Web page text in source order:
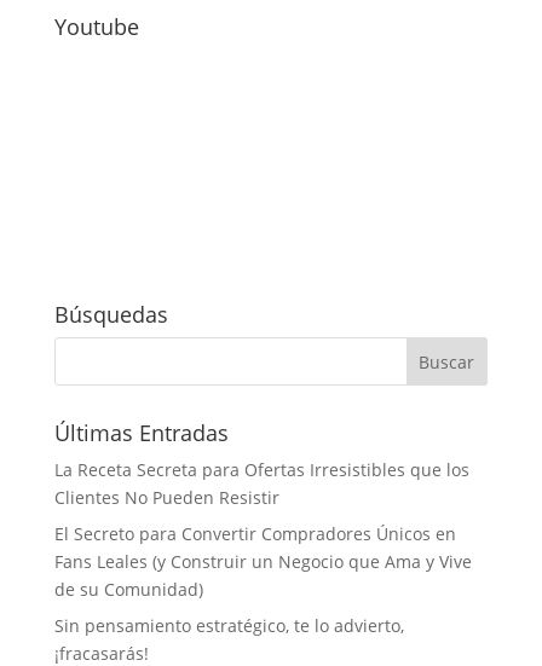
Youtube
Búsquedas
Últimas Entradas
La Receta Secreta para Ofertas Irresistibles que los
Clientes No Pueden Resistir
El Secreto para Convertir Compradores Únicos en
Fans Leales (y Construir un Negocio que Ama y Vive
de su Comunidad)
Sin pensamiento estratégico, te lo advierto,
¡fracasarás!